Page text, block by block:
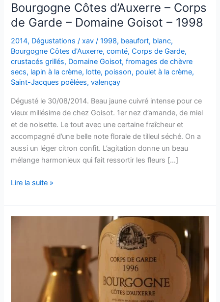
Bourgogne Côtes d’Auxerre – Corps
de Garde – Domaine Goisot – 1998
2014, Dégustations /xav/1998, beaufort, blanc,
Bourgogne Côtes d'Auxerre,comté,Corps de Garde,
crustacés grillés, Domaine Goisot,fromages de chèvre
secs, lapin à la crème, lotte, poisson, poulet à la crème,
Saint-Jacques poêlées,valençay
Dégusté le 30/08/2014. Beau jaune cuivré intense pour ce
vieux millésime de chez Goisot. 1er nez d’amande, de miel
et de noisette. Le tout avec une certaine fraîcheur et
accompagné d’une belle note florale de tilleul séché. On a
aussi un léger citron confit. L’agitation donne un beau
mélange harmonieux qui fait ressortir les fleurs […]
Bourgogne
d’Auxerre
–
Lire la suite »